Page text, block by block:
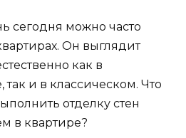
сегодня можно часто
Он выглядит
как в
и в классическом. Что
отделку стен
в квартире?